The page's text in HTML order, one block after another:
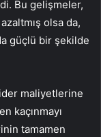
Bu gelişmeler,
olsa da,
güçlü bir şekilde
maliyetlerine
kaçınmayı
tamamen